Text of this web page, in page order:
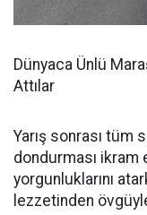
Dünyaca Ünlü
Attılar
Yarış sonrası tüm
dondurması ikram
yorgunluklarını
lezzetinden